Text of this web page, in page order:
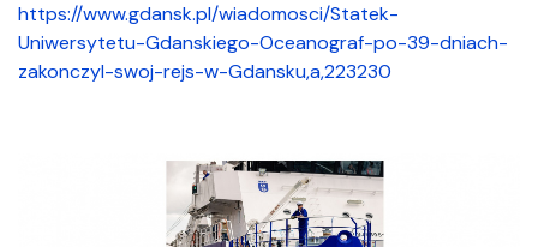
https://www.gdansk.pl/wiadomosci/Statek-
Uniwersytetu-Gdanskiego-Oceanograf-po-39-dniach-
zakonczyl-swoj-rejs-w-Gdansku,a,223230